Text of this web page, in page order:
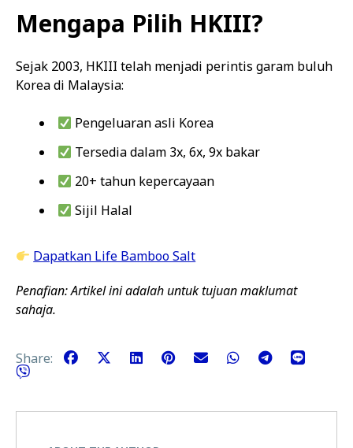
Mengapa Pilih HKIII?
Sejak 2003, HKIII telah menjadi perintis garam buluh
Korea di Malaysia:
Pengeluaran asli Korea
Tersedia dalam 3x, 6x, 9x bakar
20+ tahun kepercayaan
Sijil Halal
Dapatkan Life Bamboo Salt
Penafian: Artikel ini adalah untuk tujuan maklumat
sahaja.
Share: